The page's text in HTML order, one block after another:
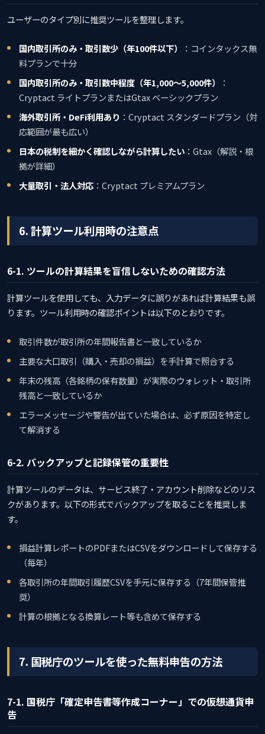
ユーザーのタイプ別に推奨ツールを整理します。
国内取引所のみ・取引数少（年100件以下）
：コインタックス無
料プランで十分
国内取引所のみ・取引数中程度（年1,000〜5,000件）
：
Cryptact ライトプランまたはGtax ベーシックプラン
海外取引所・DeFi利用あり ：Cryptact スタンダードプラン（対
応範囲が最も広い）
日本の税制を細かく確認しながら計算したい ：Gtax（解説・根
拠が詳細）
大量取引・法人対応 ：Cryptact プレミアムプラン
6. 計算ツール利用時の注意点
6-1. ツールの計算結果を盲信しないための確認方法
計算ツールを使用しても、入力データに誤りがあれば計算結果も誤
ります。ツール利用時の確認ポイントは以下のとおりです。
取引件数が取引所の年間報告書と一致しているか
主要な大口取引（購入・売却の損益）を手計算で照合する
年末の残高（各銘柄の保有数量）が実際のウォレット・取引所
残高と一致しているか
エラーメッセージや警告が出ていた場合は、必ず原因を特定し
て解消する
6-2. バックアップと記録保管の重要性
計算ツールのデータは、サービス終了・アカウント削除などのリス
クがあります。以下の形式でバックアップを取ることを推奨しま
す。
損益計算レポートのPDFまたはCSVをダウンロードして保存する
（毎年）
各取引所の年間取引履歴CSVを手元に保存する（7年間保管推
奨）
計算の根拠となる換算レート等も含めて保存する
7. 国税庁のツールを使った無料申告の方法
7-1. 国税庁「確定申告書等作成コーナー」での仮想通貨申
告